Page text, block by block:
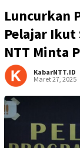
Luncurkan
Pelajar Ikut
NTT Minta
KabarNTT.ID
Maret 27, 2025